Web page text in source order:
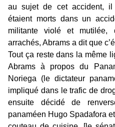
au sujet de cet accident, il
étaient morts dans un
militante violé et
arrachés, Abrams a dit que
Tout ça reste dans la même
Abrams à propos du
Noriega (le dictateur
impliqué dans le trafic de
ensuite décidé de
panaméen Hugo Spadafora